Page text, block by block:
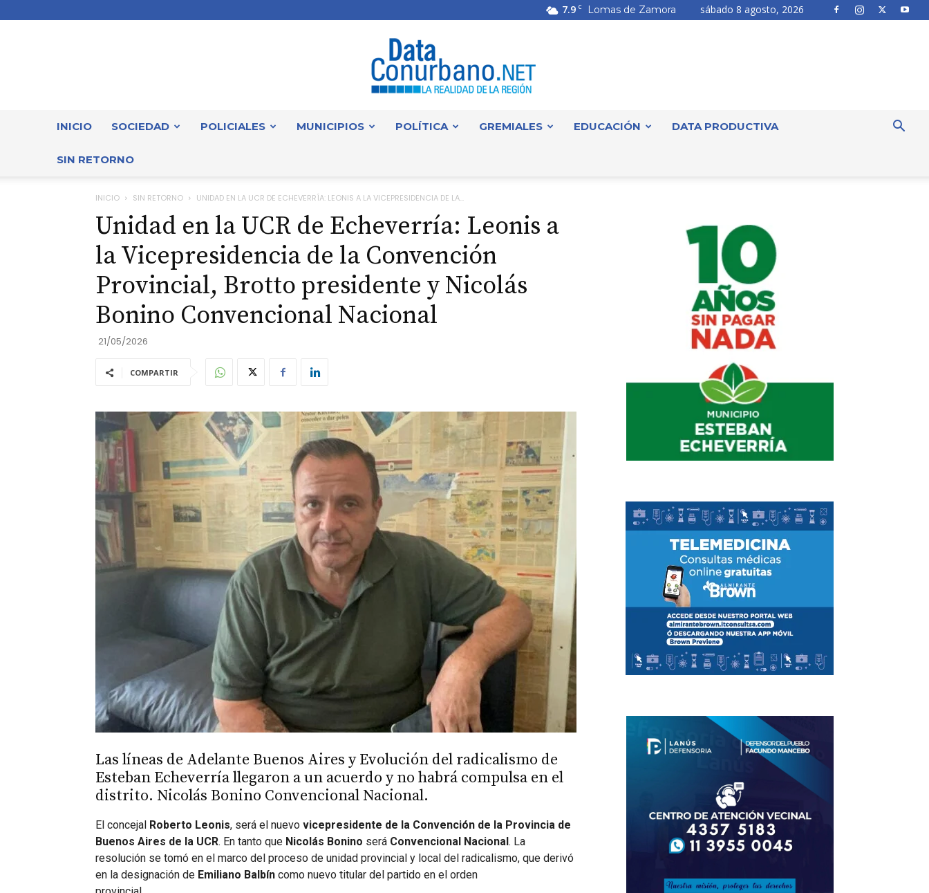
7.9 C Lomas de Zamora sábado 8 agosto, 2026
INICIO SOCIEDAD POLICIALES MUNICIPIOS POLÍTICA GREMIALES EDUCACIÓN DATA PRODUCTIVA
SIN RETORNO
INICIO SIN RETORNO UNIDAD EN LA UCR DE ECHEVERRÍA: LEONIS A LA VICEPRESIDENCIA DE LA...
Unidad en la UCR de Echeverría: Leonis a
la Vicepresidencia de la Convención
Provincial, Brotto presidente y Nicolás
Bonino Convencional Nacional
21/05/2026
COMPARTIR
Las líneas de Adelante Buenos Aires y Evolución del radicalismo de
Esteban Echeverría llegaron a un acuerdo y no habrá compulsa en el
distrito. Nicolás Bonino Convencional Nacional.
El concejal Roberto Leonis, será el nuevo vicepresidente de la Convención de la Provincia de
Buenos Aires de la UCR. En tanto que Nicolás Bonino será Convencional Nacional. La
resolución se tomó en el marco del proceso de unidad provincial y local del radicalismo, que derivó
en la designación de Emiliano Balbín como nuevo titular del partido en el orden